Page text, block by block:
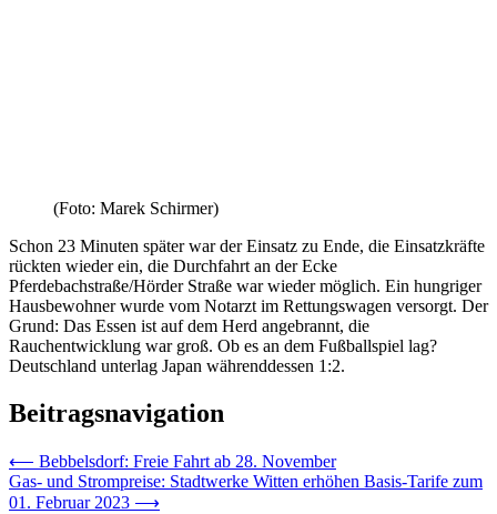
(Foto: Marek Schirmer)
Schon 23 Minuten später war der Einsatz zu Ende, die Einsatzkräfte
rückten wieder ein, die Durchfahrt an der Ecke
Pferdebachstraße/Hörder Straße war wieder möglich. Ein hungriger
Hausbewohner wurde vom Notarzt im Rettungswagen versorgt. Der
Grund: Das Essen ist auf dem Herd angebrannt, die
Rauchentwicklung war groß. Ob es an dem Fußballspiel lag?
Deutschland unterlag Japan währenddessen 1:2.
Beitragsnavigation
⟵ Bebbelsdorf: Freie Fahrt ab 28. November
Gas- und Strompreise: Stadtwerke Witten erhöhen Basis-Tarife zum
01. Februar 2023 ⟶